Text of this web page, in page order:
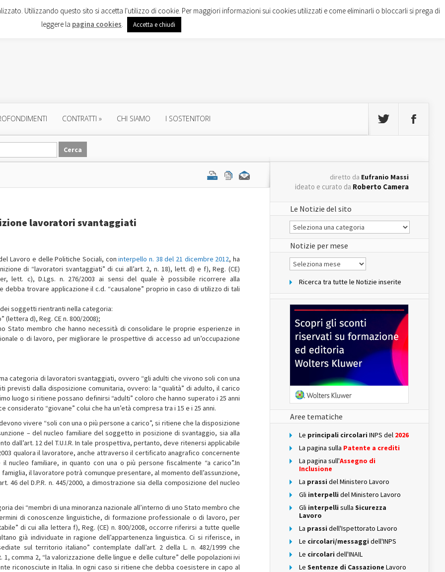
CONTRATTI » CHI SIAMO I SOSTENITORI
lavoratori svantaggiati
Lavoro e delle Politiche Sociali, coninterpello n. 38 del 21 dicembre 2012, ha
di “lavoratori svantaggiati” di cui all’art. 2, n. 18), lett. d) e f), Reg. (CE)
lett. c), D.Lgs. n. 276/2003 ai sensi del quale è possibile ricorrere alla
trovare applicazione il c.d. “causalone” proprio in caso di utilizzo di tali
soggetti rientranti nella categoria:
(lettera d), Reg. CE n. 800/2008);
Stato membro che hanno necessità di consolidare le proprie esperienze in
o di lavoro, per migliorare le prospettive di accesso ad un’occupazione
categoria di lavoratori svantaggiati, ovvero “gli adulti che vivono soli con una
previsti dalla disposizione comunitaria, ovvero: la “qualità” di adulto, il carico
luogo si ritiene possano definirsi “adulti” coloro che hanno superato i 25 anni
“giovane” colui che ha un’età compresa tra i 15 e i 25 anni.
vivere “soli con una o più persone a carico”, si ritiene che la disposizione
– del nucleo familiare del soggetto in posizione di svantaggio, sia alla
dall’art. 12 del T.U.I.R. In tale prospettiva, pertanto, deve ritenersi applicabile
qualora il lavoratore, anche attraverso il certificato anagrafico concernente
familiare, in quanto con una o più persone fiscalmente “a carico”.In
il lavoratore potrà comunque presentare, al momento dell’assunzione,
46 del D.P.R. n. 445/2000, a dimostrazione sia della composizione del nucleo
dei “membri di una minoranza nazionale all’interno di uno Stato membro che
di conoscenze linguistiche, di formazione professionale o di lavoro, per
di cui alla lettera f), Reg. (CE) n. 800/2008, occorre riferirsi a tutte quelle
già individuate in ragione dell’appartenenza linguistica. Ci si riferisce, in
sul territorio italiano” contemplate dall’art. 2 della L. n. 482/1999 che
comma 2, “la valorizzazione delle lingue e delle culture” delle popolazioni ivi
riconosciute in Italia. In ogni caso si ritiene che debba coesistere in capo al
diretto da Eufranio Massi
ideato e curato da Roberto Camera
Le Notizie del sito
Le
Notizie
del
sito
Notizie per mese
Notizie
per
Ricerca tra tutte le Notizie inserite
Aree tematiche
Le principali circolari INPS del 2026
La pagina sulla Patente a crediti
La pagina sull'Assegno di
Inclusione
La prassi del Ministero Lavoro
Gli interpelli del Ministero Lavoro
Gli interpelli sulla Sicurezza
Lavoro
La prassi dell'Ispettorato Lavoro
Le circolari/messaggi dell'INPS
Le circolari dell'INAIL
Le Sentenze di Cassazione Lavoro
Utilizzando questo sito si accetta l'utilizzo di cookie. Per maggiori informazioni sui cookies utilizzati e come eliminarli o bloccarli si prega di
leggere la pagina cookies. Accetta e chiudi